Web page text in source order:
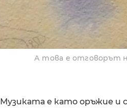
А това е отговорът
Музиката е като оръжие и